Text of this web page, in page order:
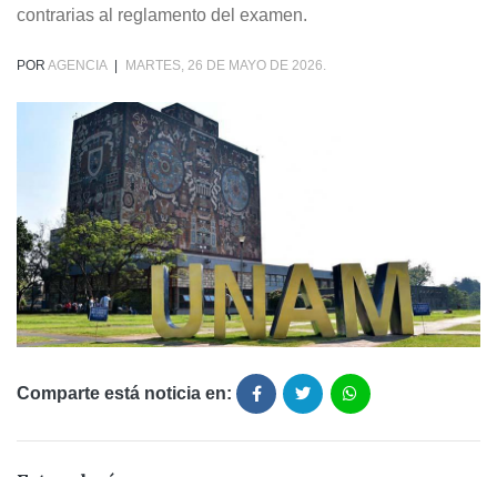
contrarias al reglamento del examen.
POR AGENCIA MARTES, 26 DE MAYO DE 2026.
Comparte está noticia en: